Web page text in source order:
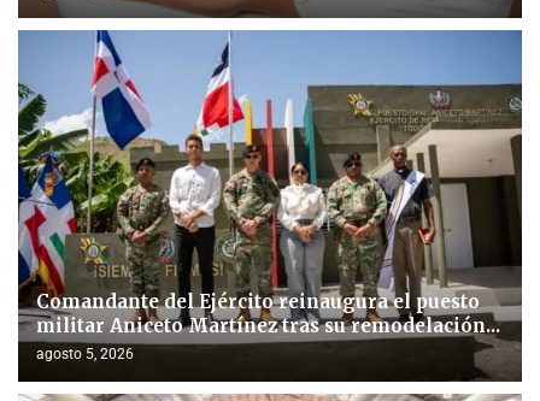
Comandante del Ejército reinaugura el puesto
militar Aniceto Martínez tras su remodelación...
agosto 5, 2026